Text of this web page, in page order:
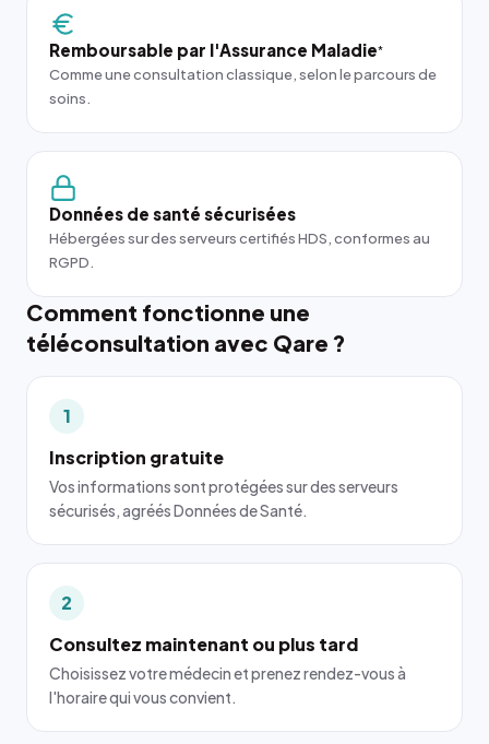
Remboursable par l'Assurance Maladie*
Comme une consultation classique, selon le parcours de
soins.
Données de santé sécurisées
Hébergées sur des serveurs certifiés HDS, conformes au
RGPD.
Comment fonctionne une
téléconsultation avec Qare ?
1
Inscription gratuite
Vos informations sont protégées sur des serveurs
sécurisés, agréés Données de Santé.
2
Consultez maintenant ou plus tard
Choisissez votre médecin et prenez rendez-vous à
l'horaire qui vous convient.